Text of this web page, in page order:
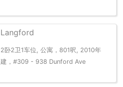
Langford
2卧2卫1车位, 公寓，801呎, 2010年
建，#309 - 938 Dunford Ave